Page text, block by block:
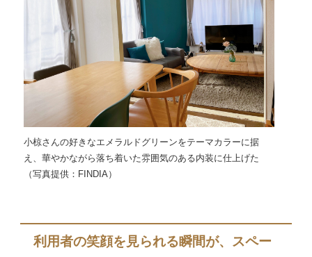
小椋さんの好きなエメラルドグリーンをテーマカラーに据
え、華やかながら落ち着いた雰囲気のある内装に仕上げた
（写真提供：FINDIA）
利用者の笑顔を見られる瞬間が、スペー